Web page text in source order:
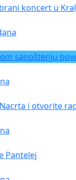
koncert u
saopštenju
i otvorite
Pantelej